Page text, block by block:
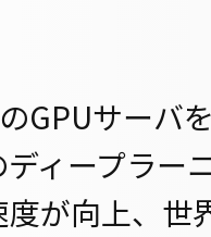
GPUサーバ
ィープラー
が向上、世